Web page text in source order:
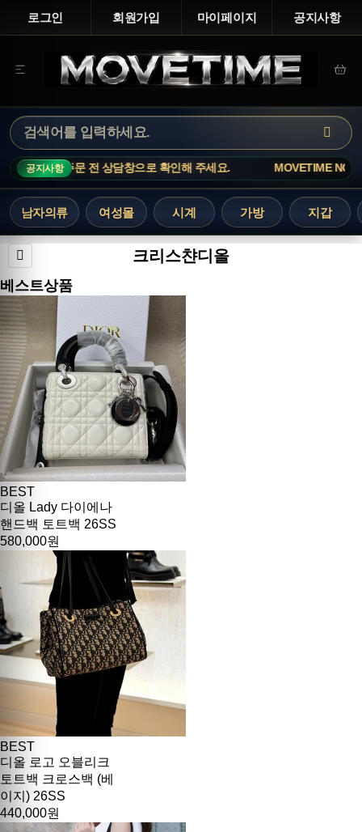
로그인 회원가입 마이페이지 공지사항
공지사항
문 전 상담창으로 확인해 주세요. MOVETIME NOTICE · 인기 상
남자의류 여성몰 시계 가방 지갑
크리스챤디올
베스트상품
BEST
디올 Lady 다이에나
핸드백 토트백 26SS
580,000원
BEST
디올 로고 오블리크
토트백 크로스백 (베
이지) 26SS
440,000원